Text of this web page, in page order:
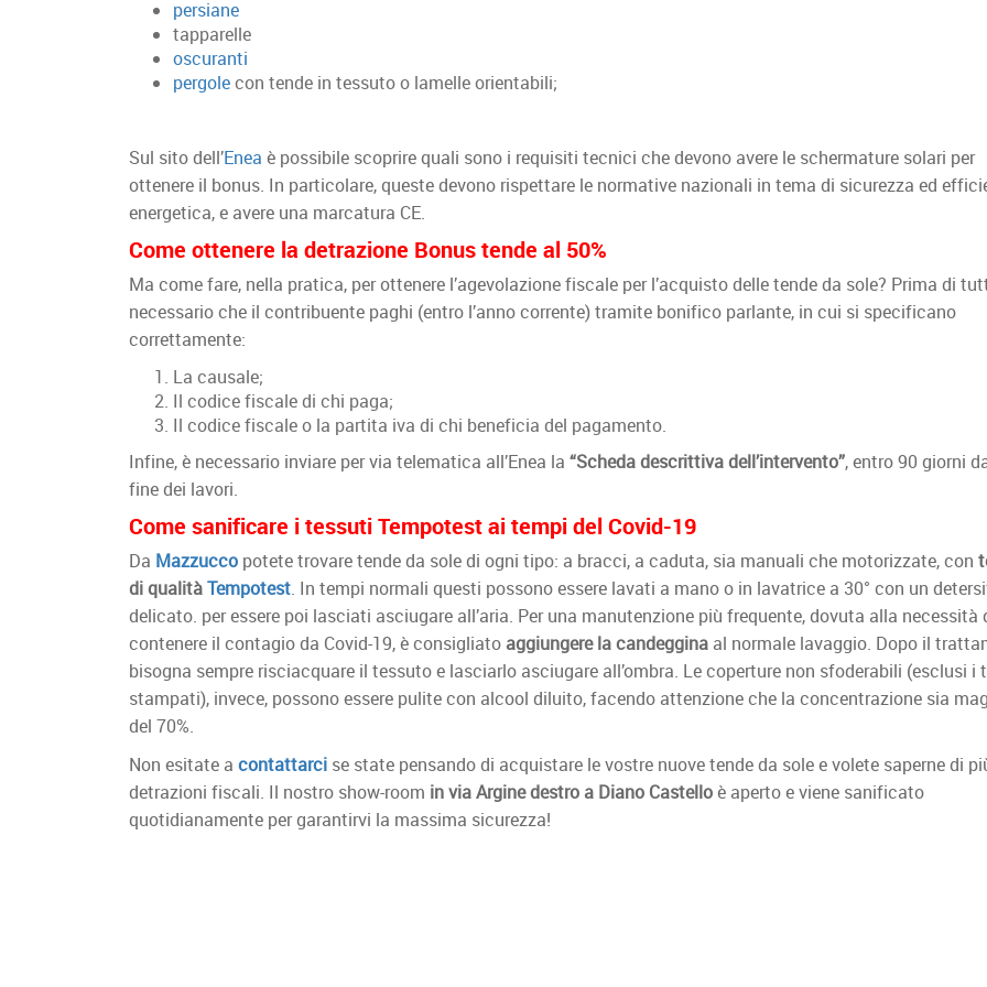
persiane
tapparelle
oscuranti
pergolecon tende in tessuto o lamelle orientabili;
Sul sito dell’Enea è possibile scoprire quali sono i requisiti tecnici che devono avere le schermature solari per
ottenere il bonus. In particolare, queste devono rispettare le normative nazionali in tema di sicurezza ed
energetica, e avere una marcatura CE.
Come ottenere la detrazione Bonus tende al 50%
Ma come fare, nella pratica, per ottenere l’agevolazione fiscale per l’acquisto delle tende da sole? Prima di
necessario che il contribuente paghi (entro l’anno corrente) tramite bonifico parlante, in cui si specificano
correttamente:
La causale;
Il codice fiscale di chi paga;
Il codice fiscale o la partita iva di chi beneficia del pagamento.
Infine, è necessario inviare per via telematica all’Enea la “Scheda descrittiva dell’intervento”, entro 90 giorni
fine dei lavori.
Come sanificare i tessuti Tempotest ai tempi del Covid-19
Da Mazzucco potete trovare tende da sole di ogni tipo: a bracci, a caduta, sia manuali che motorizzate, con
di qualitàTempotest. In tempi normali questi possono essere lavati a mano o in lavatrice a 30° con un
delicato. per essere poi lasciati asciugare all’aria. Per una manutenzione più frequente, dovuta alla necessità
contenere il contagio da Covid-19, è consigliato aggiungere la candeggina al normale lavaggio. Dopo il
bisogna sempre risciacquare il tessuto e lasciarlo asciugare all’ombra. Le coperture non sfoderabili (esclusi i
stampati), invece, possono essere pulite con alcool diluito, facendo attenzione che la concentrazione sia
del 70%.
Non esitate a contattarci se state pensando di acquistare le vostre nuove tende da sole e volete saperne di
detrazioni fiscali. Il nostro show-room in via Argine destro a Diano Castelloè aperto e viene sanificato
quotidianamente per garantirvi la massima sicurezza!